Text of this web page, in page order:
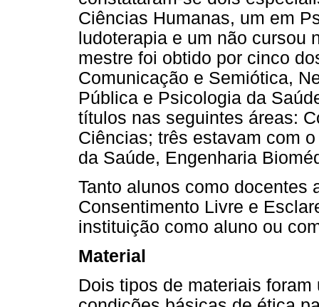
Ciências Humanas, um em
ludoterapia e um não cursou
mestre foi obtido por cinco
Comunicação e Semiótica,
Pública e Psicologia da
títulos nas seguintes áreas:
Ciências; três estavam com
da Saúde, Engenharia
Tanto alunos como docentes
Consentimento Livre e
instituição como aluno ou
Material
Dois tipos de materiais